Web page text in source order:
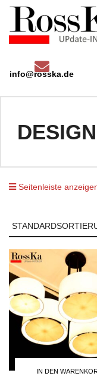
info@rosska.de
Seitenleiste
IN DEN